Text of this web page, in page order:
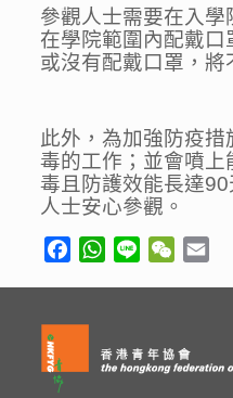
參觀人士需要在入
在學院範圍內配戴
或沒有配戴口罩，將
此外，為加強防疫
毒的工作；並會噴
毒且防護效能長達
人士安心參觀。
FacebookWhatsApp
Line WeChat